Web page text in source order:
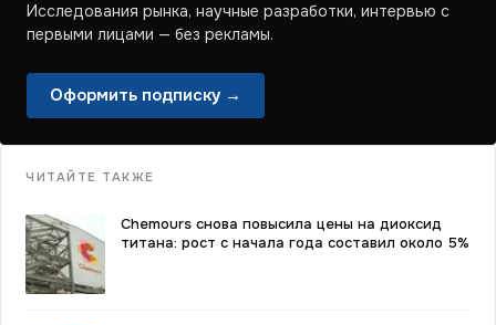
Исследования рынка, научные разработки, интервью с
первыми лицами — без рекламы.
Оформить подписку →
ЧИТАЙТЕ ТАКЖЕ
Chemours снова повысила цены на диоксид
титана: рост с начала года составил около 5%